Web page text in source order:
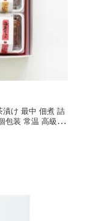
漬け 最中 佃煮 詰
包装 常温 高級 プ
り物 お父さん 誕